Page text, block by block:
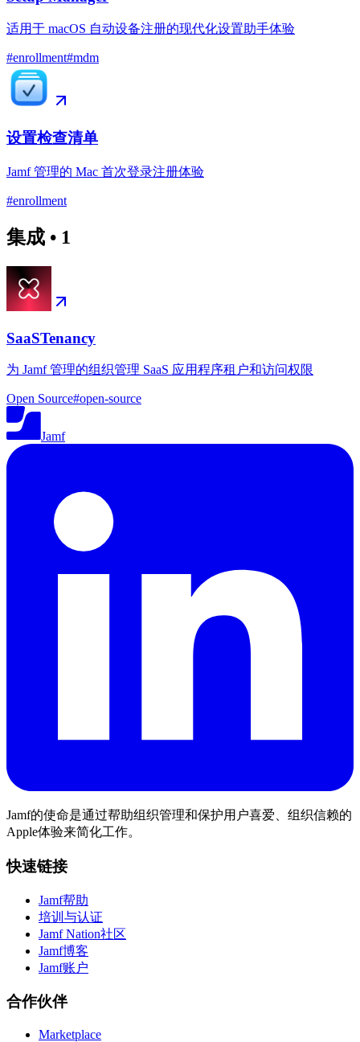
适用于 macOS 自动设备注册的现代化设置助手体验
#enrollment#mdm
设置检查清单
Jamf 管理的 Mac 首次登录注册体验
#enrollment
集成 • 1
SaaSTenancy
为 Jamf 管理的组织管理 SaaS 应用程序租户和访问权限
Open Source#open-source
Jamf
Jamf的使命是通过帮助组织管理和保护用户喜爱、组织信赖的
Apple体验来简化工作。
快速链接
Jamf帮助
培训与认证
Jamf Nation社区
Jamf博客
Jamf账户
合作伙伴
Marketplace